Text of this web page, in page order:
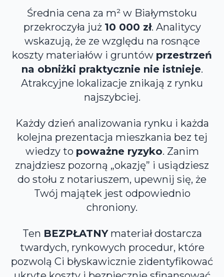
Średnia cena za m² w Białymstoku
przekroczyła już
10 000 zł
. Analitycy
wskazują, że ze względu na rosnące
koszty materiałów i gruntów przestrzeń
na obniżki praktycznie nie istnieje
Atrakcyjne lokalizacje znikają z rynku
najszybciej.
Każdy dzień analizowania rynku i każda
kolejna prezentacja mieszkania bez tej
wiedzy to
poważne ryzyko
. Zanim
znajdziesz pozorną „okazję” i usiądziesz
do stołu z notariuszem, upewnij się, że
Twój majątek jest odpowiednio
chroniony.
Ten BEZPŁATNY
materiał dostarcza
twardych, rynkowych procedur, które
pozwolą Ci błyskawicznie zidentyfikować